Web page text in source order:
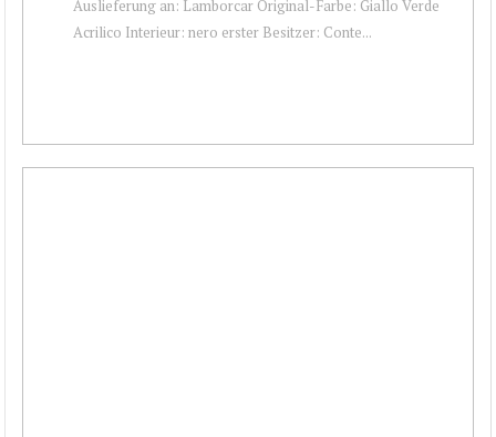
Auslieferung an: Lamborcar Original-Farbe: Giallo Verde
Acrilico Interieur: nero erster Besitzer: Conte...